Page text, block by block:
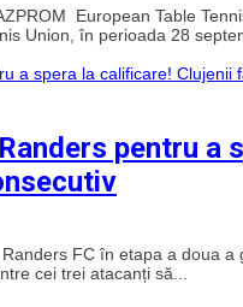
European Table
Union, în perioada 28
pentru a
FC în etapa a doua a
cei trei atacanți să...